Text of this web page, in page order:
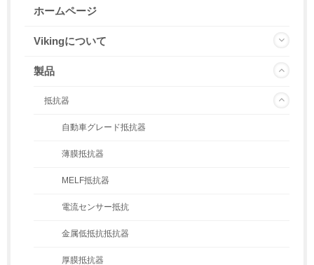
ホームページ
Vikingについて
製品
抵抗器
自動車グレード抵抗器
薄膜抵抗器
MELF抵抗器
電流センサー抵抗
金属低抵抗抵抗器
厚膜抵抗器